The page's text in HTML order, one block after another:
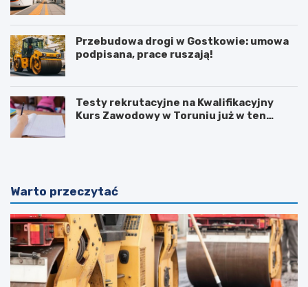
Przebudowa drogi w Gostkowie: umowa
podpisana, prace ruszają!
Testy rekrutacyjne na Kwalifikacyjny
Kurs Zawodowy w Toruniu już w ten
Warto przeczytać